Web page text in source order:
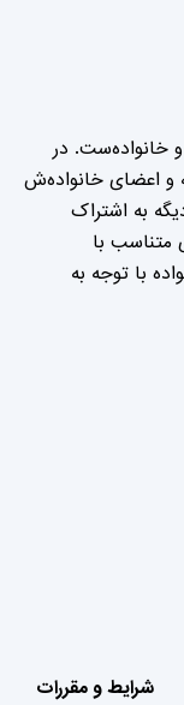
خانواده‌ست. در
و اعضای خانواده‌ش
به اشتراک
متناسب با
با توجه به
شرایط و مقررات